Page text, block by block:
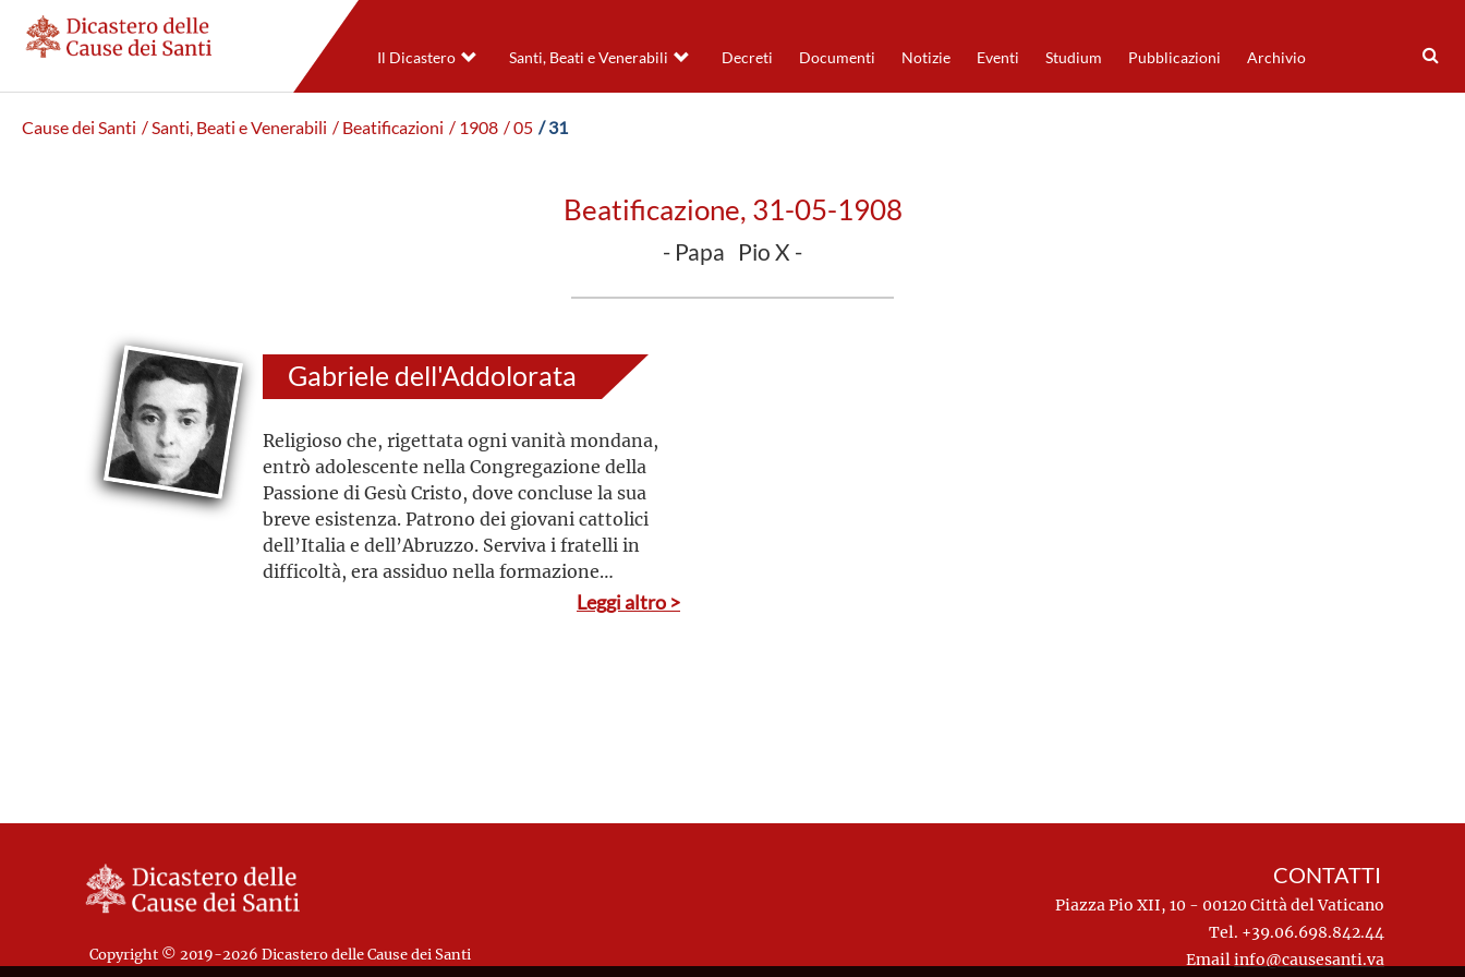
Il Dicastero Santi, Beati e Venerabili Decreti Documenti Notizie Eventi Studium Pubblicazioni Archivio
Cause dei Santi / Santi, Beati e Venerabili / Beatificazioni / 1908 / 05 / 31
Beatificazione, 31-05-1908
- Papa Pio X -
Gabriele dell'Addolorata
Religioso che, rigettata ogni vanità mondana,
entrò adolescente nella Congregazione della
Passione di Gesù Cristo, dove concluse la sua
breve esistenza. Patrono dei giovani cattolici
dell’Italia e dell’Abruzzo. Serviva i fratelli in
difficoltà, era assiduo nella formazione
cristiana. Era un giovane con la vita simile a
Leggi altro >
Copyright © 2019-2026 Dicastero delle Cause dei Santi
CONTATTI
Piazza Pio XII, 10 - 00120 Città del Vaticano
Tel. +39.06.698.842.44
Emailinfo@causesanti.va